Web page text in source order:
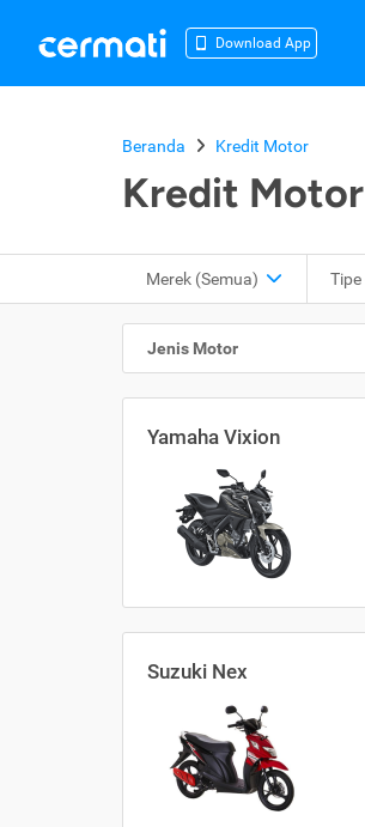
Download App
Beranda Kredit Motor
Kredit Motor
Merek (Semua) Tipe
Jenis Motor
Yamaha Vixion
Suzuki Nex